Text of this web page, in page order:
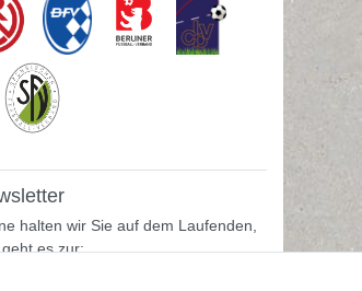
halten wir Sie auf dem Laufenden,
es zur: